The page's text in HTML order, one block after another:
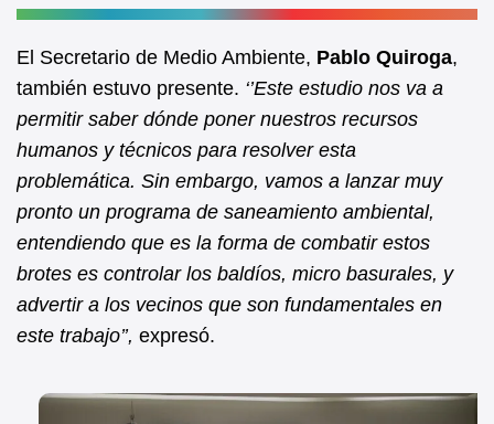
El Secretario de Medio Ambiente, Pablo Quiroga,
también estuvo presente. ‘’Este estudio nos va a
permitir saber dónde poner nuestros recursos
humanos y técnicos para resolver esta
problemática. Sin embargo, vamos a lanzar muy
pronto un programa de saneamiento ambiental,
entendiendo que es la forma de combatir estos
brotes es controlar los baldíos, micro basurales, y
advertir a los vecinos que son fundamentales en
este trabajo’’, expresó.